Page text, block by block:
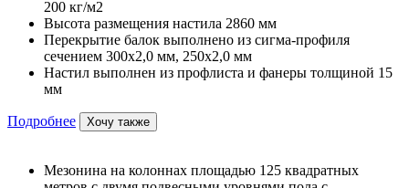
200 кг/м2
Высота размещения настила 2860 мм
Перекрытие балок выполнено из сигма-профиля
сечением 300х2,0 мм, 250х2,0 мм
Настил выполнен из профлиста и фанеры толщиной 15
мм
Подробнее Хочу также
Мезонина на колоннах площадью 125 квадратных